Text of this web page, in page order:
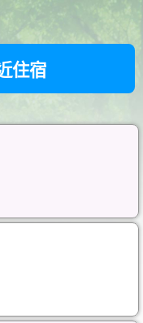
住宿